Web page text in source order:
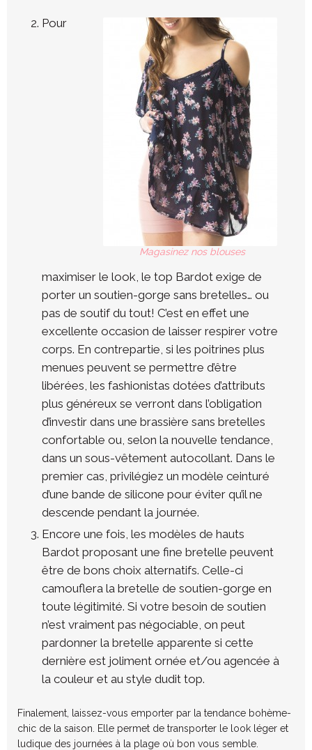
Magasinez nos blouses
Pour
maximiser le look, le top Bardot exige de
porter un soutien-gorge sans bretelles… ou
pas de soutif du tout! C’est en effet une
excellente occasion de laisser respirer votre
corps. En contrepartie, si les poitrines plus
menues peuvent se permettre d’être
libérées, les fashionistas dotées d’attributs
plus généreux se verront dans l’obligation
d’investir dans une brassière sans bretelles
confortable ou, selon la nouvelle tendance,
dans un sous-vêtement autocollant. Dans le
premier cas, privilégiez un modèle ceinturé
d’une bande de silicone pour éviter qu’il ne
descende pendant la journée.
Encore une fois, les modèles de hauts
Bardot proposant une fine bretelle peuvent
être de bons choix alternatifs. Celle-ci
camouflera la bretelle de soutien-gorge en
toute légitimité. Si votre besoin de soutien
n’est vraiment pas négociable, on peut
pardonner la bretelle apparente si cette
dernière est joliment ornée et/ou agencée à
la couleur et au style dudit top.
Finalement, laissez-vous emporter par la tendance bohème-
chic de la saison. Elle permet de transporter le look léger et
ludique des journées à la plage où bon vous semble.